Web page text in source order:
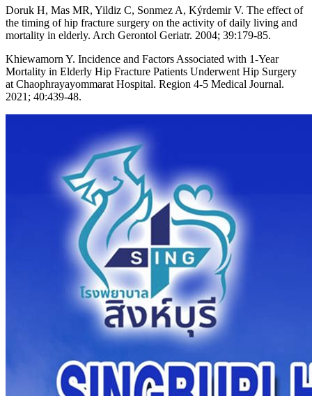
Doruk H, Mas MR, Yildiz C, Sonmez A, Kýrdemir V. The effect of
the timing of hip fracture surgery on the activity of daily living and
mortality in elderly. Arch Gerontol Geriatr. 2004; 39:179-85.
Khiewamorn Y. Incidence and Factors Associated with 1-Year
Mortality in Elderly Hip Fracture Patients Underwent Hip Surgery
at Chaophrayayommarat Hospital. Region 4-5 Medical Journal.
2021; 40:439-48.